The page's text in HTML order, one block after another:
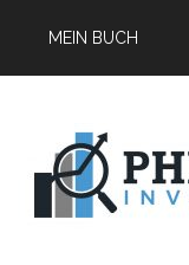
MEIN BUCH